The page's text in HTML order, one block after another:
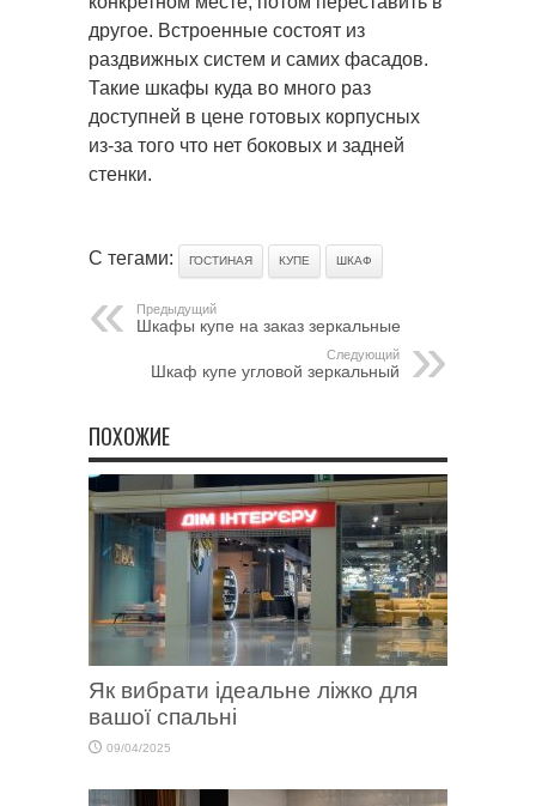
другое. Встроенные состоят из
раздвижных систем и самих фасадов.
Такие шкафы куда во много раз
доступней в цене готовых корпусных
из-за того что нет боковых и задней
стенки.
С тегами: ГОСТИНАЯ КУПЕ ШКАФ
Предыдущий
Шкафы купе на заказ зеркальные
Следующий
Шкаф купе угловой зеркальный
ПОХОЖИЕ
Як вибрати ідеальне ліжко для
вашої спальні
09/04/2025